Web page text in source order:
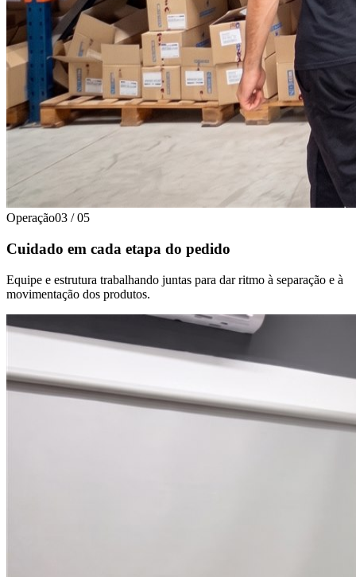
Operação03 / 05
Cuidado em cada etapa do pedido
Equipe e estrutura trabalhando juntas para dar ritmo à separação e à
movimentação dos produtos.